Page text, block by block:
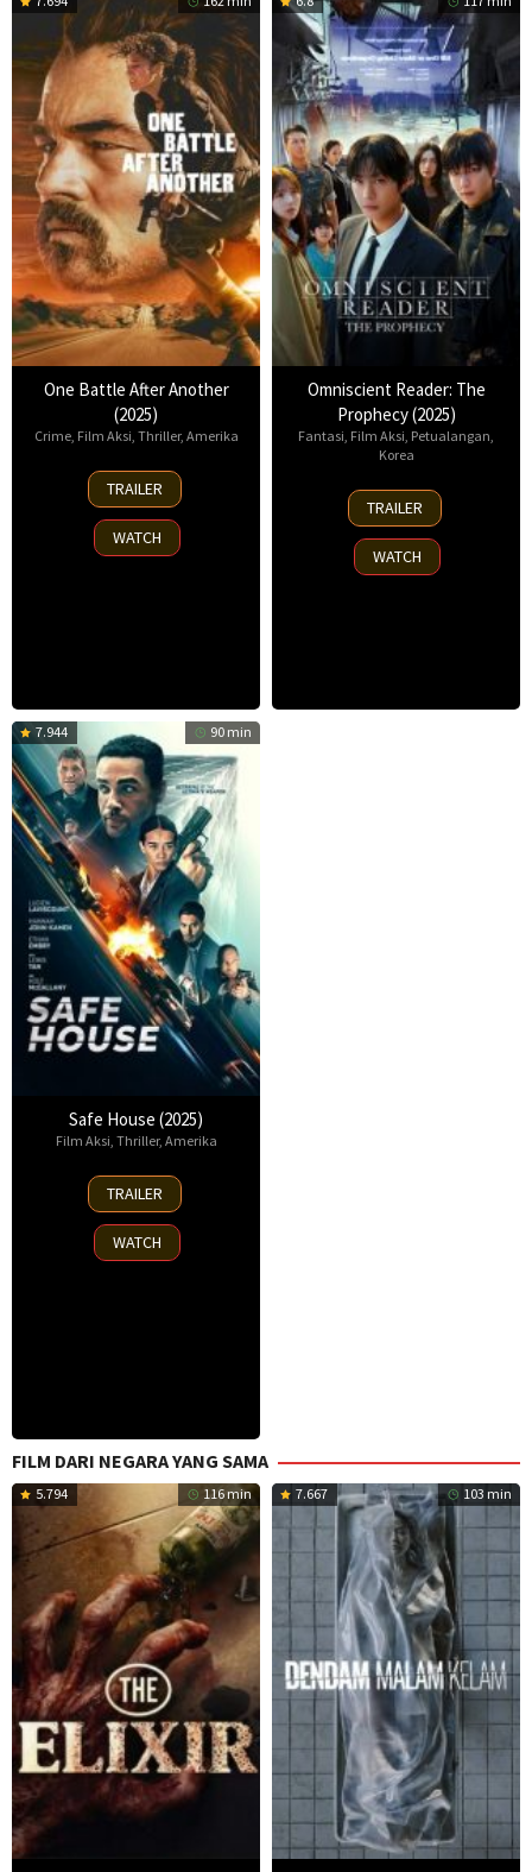
One Battle After Another
(2025)
Crime, Film Aksi Thriller, Amerika
23
Sep
2025
TRAILER
WATCH
Omniscient Reader: The
Prophecy (2025)
Fantasi Film Aksi Petualangan
Korea
23
Jul
2025
TRAILER
WATCH
7.944 90 min
Safe House (2025)
Film Aksi, Thriller, Amerika
30
Oct
2025
TRAILER
WATCH
FILM DARI NEGARA YANG SAMA
5.794 116 min 7.667 103 min